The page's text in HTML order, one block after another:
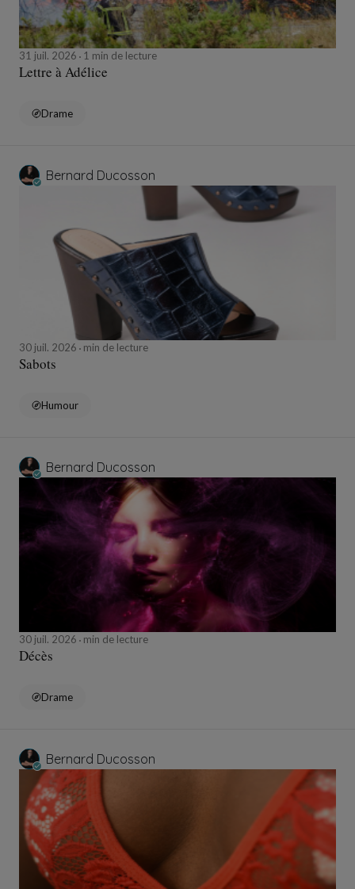
31 juil. 2026 1 min de lecture
Lettre à Adélice
Drame
Bernard Ducosson
30 juil. 2026 min de lecture
Sabots
Humour
Bernard Ducosson
30 juil. 2026 min de lecture
Décès
Drame
Bernard Ducosson